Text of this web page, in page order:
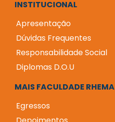
INSTITUCIONAL
Apresentação
Dúvidas Frequentes
Responsabilidade Social
Diplomas D.O.U
MAIS FACULDADE RHEMA
Egressos